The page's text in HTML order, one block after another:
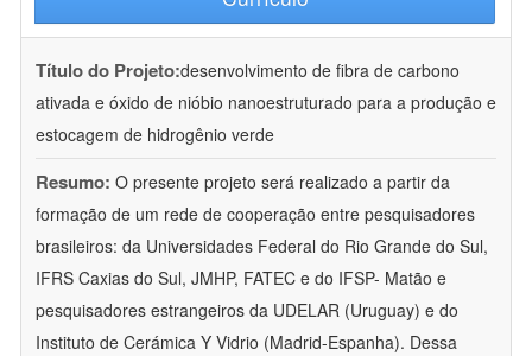
Título do Projeto:desenvolvimento de fibra de carbono
ativada e óxido de nióbio nanoestruturado para a produção e
estocagem de hidrogênio verde
Resumo: O presente projeto será realizado a partir da
formação de um rede de cooperação entre pesquisadores
brasileiros: da Universidades Federal do Rio Grande do Sul,
IFRS Caxias do Sul, JMHP, FATEC e do IFSP- Matão e
pesquisadores estrangeiros da UDELAR (Uruguay) e do
Instituto de Cerámica Y Vidrio (Madrid-Espanha). Dessa